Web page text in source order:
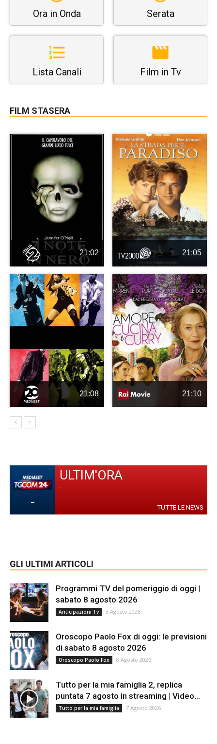
Ora in Onda Serata
Lista Canali Film in Tv
FILM STASERA
21:02 21:05
21:08 21:10
-
ULTIM'ORA
-
TUTTE LE NEWS
GLI ULTIMI ARTICOLI
Programmi TV del pomeriggio di oggi |
sabato 8 agosto 2026
Anticipazioni Tv 8 Agosto 2026
Oroscopo Paolo Fox di oggi: le previsioni
di sabato 8 agosto 2026
Oroscopo Paolo Fox 8 Agosto 2026
Tutto per la mia famiglia 2, replica
puntata 7 agosto in streaming | Video...
Tutto per la mia famiglia 7 Agosto 2026